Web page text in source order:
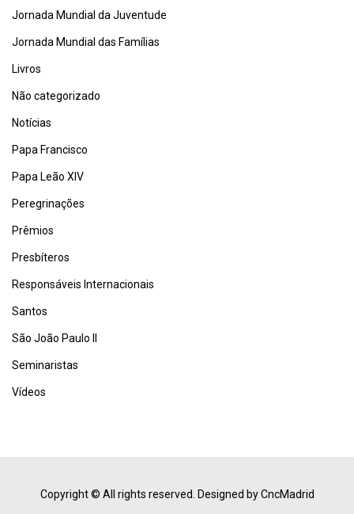
Jornada Mundial da Juventude
Jornada Mundial das Famílias
Livros
Não categorizado
Notícias
Papa Francisco
Papa Leão XIV
Peregrinações
Prêmios
Presbíteros
Responsáveis Internacionais
Santos
São João Paulo II
Seminaristas
Vídeos
Copyright © All rights reserved. Designed by CncMadrid